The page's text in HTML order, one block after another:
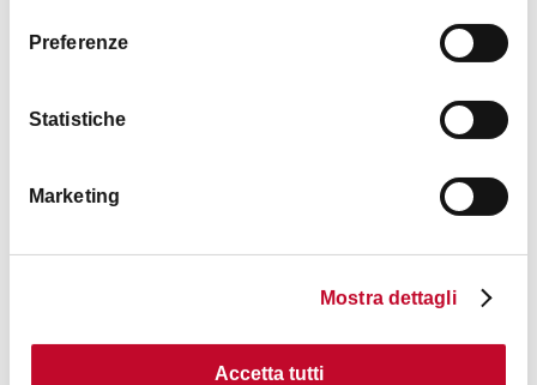
Preferenze
Statistiche
Marketing
Mostra dettagli
Accetta tutti
Cane